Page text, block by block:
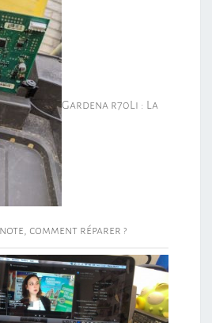
Gardena r70Li : La
comment réparer ?